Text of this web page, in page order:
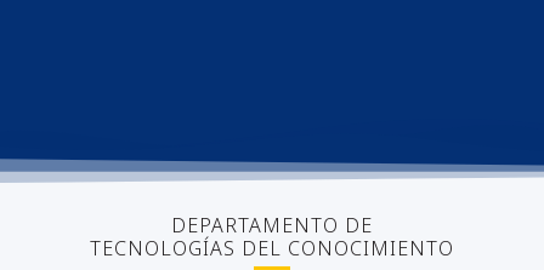
DEPARTAMENTO DE
TECNOLOGÍAS DEL CONOCIMIENTO